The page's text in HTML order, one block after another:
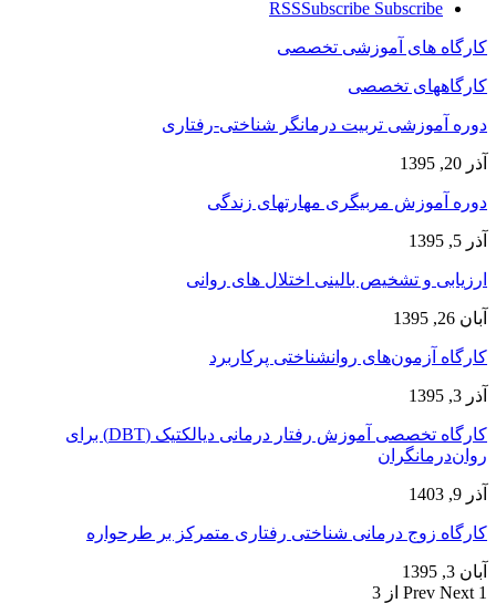
RSSSubscribe Subscribe
کارگاه های آموزشی تخصصی
کارگاههای تخصصی
دوره آموزشی تربیت درمانگر شناختی-رفتاری
آذر 20, 1395
دوره آموزش مربیگری مهارتهای زندگی
آذر 5, 1395
ارزیابی و تشخیص بالینی اختلال های روانی
آبان 26, 1395
کارگاه آزمون‌های روانشناختی پرکاربرد
آذر 3, 1395
کارگاه تخصصی آموزش رفتار درمانی دیالکتیک (DBT) برای
روان‌درمانگران
آذر 9, 1403
کارگاه زوج‌ درمانی شناختی رفتاری متمرکز بر طرحواره
آبان 3, 1395
Prev Next 1 از 3